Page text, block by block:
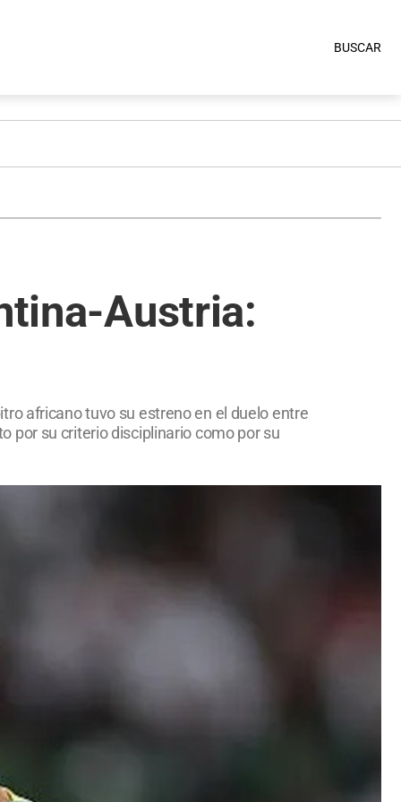
BUSCAR
Austria:
africano tuvo su estreno en el duelo entre
por su criterio disciplinario como por su